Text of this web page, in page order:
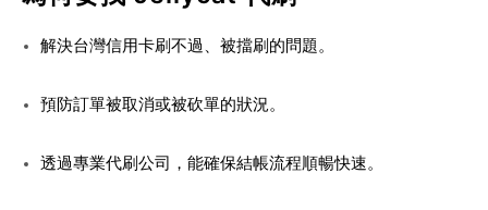
解決台灣信用卡刷不過、被擋刷的問題。
預防訂單被取消或被砍單的狀況。
透過專業代刷公司，能確保結帳流程順暢快速。